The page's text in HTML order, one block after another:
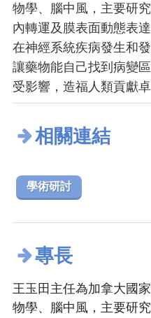
物學、腦中風，主要研
內轉運及膜表面動態表
在神經系統疾病發生和
讓藥物能自己找到病變
受影響，造福人類貢獻卓
相關連結
學術研討
專長
王玉田主任為加拿大國
物學、腦中風，主要研